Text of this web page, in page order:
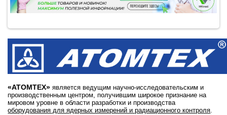
«АТОМТЕХ» является ведущим научно-исследовательским и
производственным центром, получившим широкое признание на
мировом уровне в области разработки и производства
оборудования для ядерных измерений и радиационного контроля.